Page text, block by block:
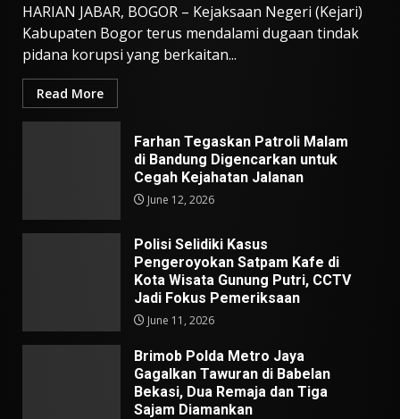
HARIAN JABAR, BOGOR – Kejaksaan Negeri (Kejari)
Kabupaten Bogor terus mendalami dugaan tindak
pidana korupsi yang berkaitan...
Read More
Farhan Tegaskan Patroli Malam
di Bandung Digencarkan untuk
Cegah Kejahatan Jalanan
June 12, 2026
Polisi Selidiki Kasus
Pengeroyokan Satpam Kafe di
Kota Wisata Gunung Putri, CCTV
Jadi Fokus Pemeriksaan
June 11, 2026
Brimob Polda Metro Jaya
Gagalkan Tawuran di Babelan
Bekasi, Dua Remaja dan Tiga
Sajam Diamankan